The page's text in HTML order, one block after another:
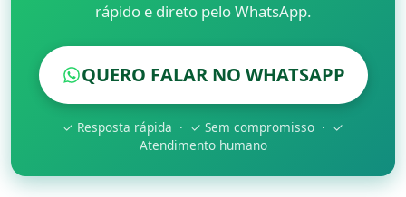
rápido e direto pelo WhatsApp.
QUERO FALAR NO WHATSAPP
✓ Resposta rápida · ✓ Sem compromisso · ✓
Atendimento humano